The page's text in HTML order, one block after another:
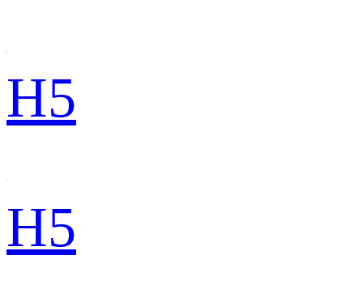
H5
H5